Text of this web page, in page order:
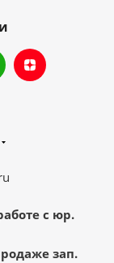
с юр.
зап.